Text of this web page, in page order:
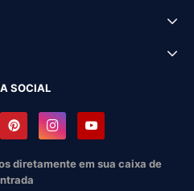
SOCIAL
diretamente em sua caixa de